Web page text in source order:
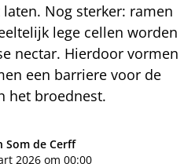
Nog sterker: ramen
lege cellen worden
nectar. Hierdoor vormen
een barriere voor de
het broednest.
Som de Cerff
2026 om 00:00